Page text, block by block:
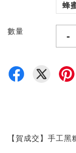
蜂
數量 -
【賀成交】手工